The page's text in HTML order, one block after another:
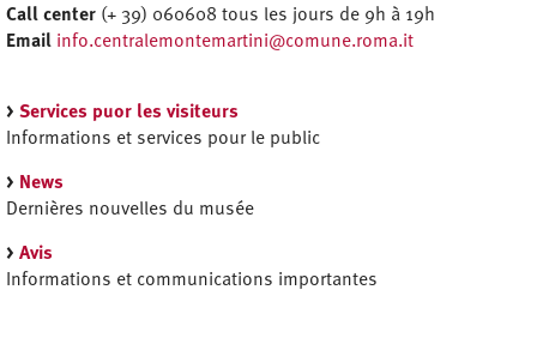
Call center (+ 39) 060608 tous les jours de 9h à 19h
Email info.centralemontemartini@comune.roma.it
> Services puor les visiteurs
Informations et services pour le public
> News
Dernières nouvelles du musée
> Avis
Informations et communications importantes